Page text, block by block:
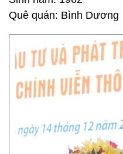
Quê quán: Bình Dương